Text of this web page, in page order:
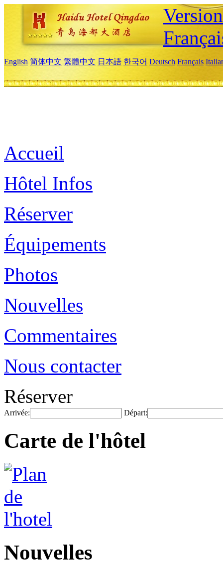
English 简体中文 繁體中文 日本語 한국어 Deutsch Français
Accueil
Hôtel Infos
Réserver
Équipements
Photos
Nouvelles
Commentaires
Nous contacter
Réserver
Arrivée: Départ:
Carte de l'hôtel
Nouvelles